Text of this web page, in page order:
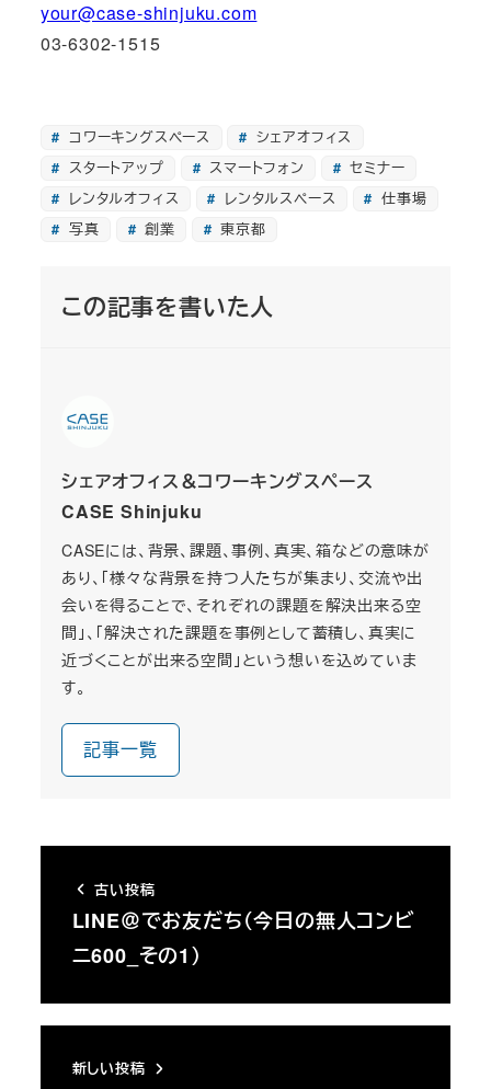
your@case-shinjuku.com
03-6302-1515
コワーキングスペース
シェアオフィス
スタートアップ
スマートフォン
セミナー
レンタルオフィス
レンタルスペース
仕事場
写真
創業 東京都
この記事を書いた人
シェアオフィス＆コワーキングスペース
CASE Shinjuku
CASEには、背景、課題、事例、真実、箱などの意味が
あり、「様々な背景を持つ人たちが集まり、交流や出
会いを得ることで、それぞれの課題を解決出来る空
間」、「解決された課題を事例として蓄積し、真実に
近づくことが出来る空間」という想いを込めていま
す。
記事一覧
古い投稿
LINE＠でお友だち（今日の無人コンビ
ニ600_その1）
新しい投稿